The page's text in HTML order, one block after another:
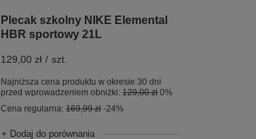
Plecak szkolny NIKE Elemental
HBR sportowy 21L
129,00 zł / szt.
Najniższa cena produktu w okresie 30 dni
przed wprowadzeniem obniżki: 129,00 zł 0%
Cena regularna: 169,99 zł -24%
+ Dodaj do porównania